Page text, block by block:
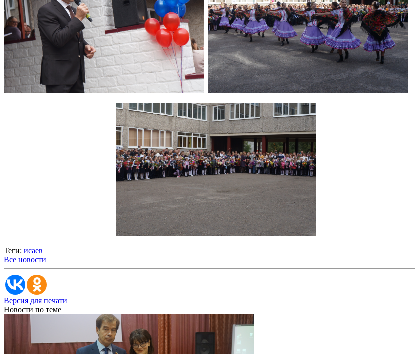
Теги: исаев
Все новости
Версия для печати
Новости по теме